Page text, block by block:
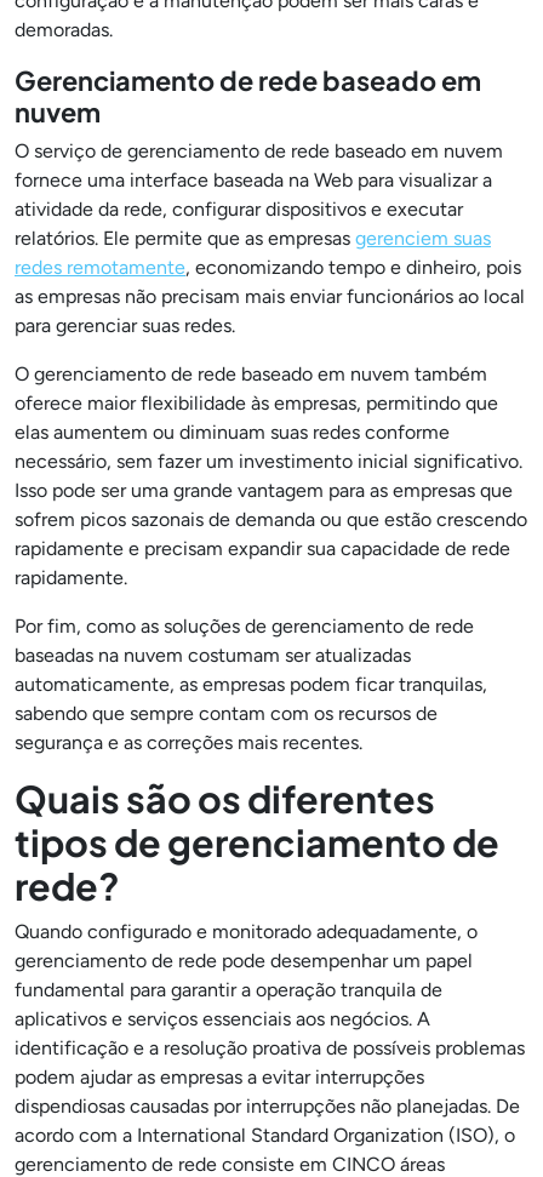
demoradas.
Gerenciamento de rede baseado em
nuvem
O serviço de gerenciamento de rede baseado em nuvem
fornece uma interface baseada na Web para visualizar a
atividade da rede, configurar dispositivos e executar
relatórios. Ele permite que as empresas gerenciem suas
redes remotamente, economizando tempo e dinheiro, pois
as empresas não precisam mais enviar funcionários ao local
para gerenciar suas redes.
O gerenciamento de rede baseado em nuvem também
oferece maior flexibilidade às empresas, permitindo que
elas aumentem ou diminuam suas redes conforme
necessário, sem fazer um investimento inicial significativo.
Isso pode ser uma grande vantagem para as empresas que
sofrem picos sazonais de demanda ou que estão crescendo
rapidamente e precisam expandir sua capacidade de rede
rapidamente.
Por fim, como as soluções de gerenciamento de rede
baseadas na nuvem costumam ser atualizadas
automaticamente, as empresas podem ficar tranquilas,
sabendo que sempre contam com os recursos de
segurança e as correções mais recentes.
Quais são os diferentes
tipos de gerenciamento de
rede?
Quando configurado e monitorado adequadamente, o
gerenciamento de rede pode desempenhar um papel
fundamental para garantir a operação tranquila de
aplicativos e serviços essenciais aos negócios. A
identificação e a resolução proativa de possíveis problemas
podem ajudar as empresas a evitar interrupções
dispendiosas causadas por interrupções não planejadas. De
acordo com a International Standard Organization (ISO), o
gerenciamento de rede consiste em CINCO áreas